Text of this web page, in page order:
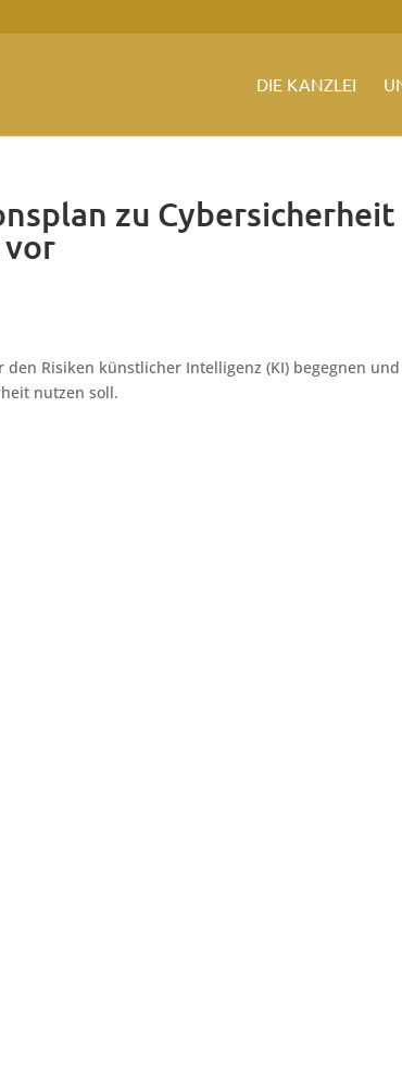
DIE KANZLEI
zu Cybersicherheit
Risiken künstlicher Intelligenz (KI) begegnen
nutzen soll.